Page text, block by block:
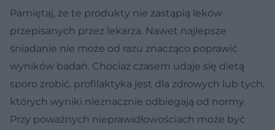
Pamiętaj, że te produkty nie zastąpią leków
przepisanych przez lekarza. Nawet najlepsze
śniadanie nie może od razu znacząco poprawić
wyników badań. Chociaż czasem udaje się dietą
sporo zrobić, profilaktyka jest dla zdrowych lub tych,
których wyniki nieznacznie odbiegają od normy.
Przy poważnych nieprawidłowościach może być